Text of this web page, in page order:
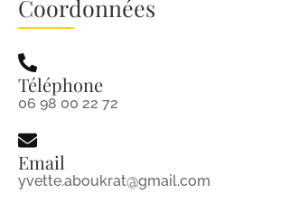
Coordonnées
Téléphone
06 98 00 22 72
Email
yvette.aboukrat@gmail.com